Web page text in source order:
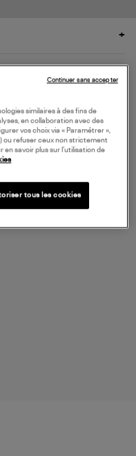
similaires à des fins de
en collaboration avec des
vos choix via « Paramétrer »,
ou refuser ceux non strictement
savoir plus sur l’utilisation de
tous les cookies
Continuer sans accepter